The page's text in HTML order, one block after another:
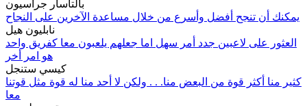
بالتاسار جراسيون
يمكنك أن تنجح أفضل وأسرع من خلال مساعدة الآخرين على النجاح
نابليون هيل
العثور على لاعبين جدد أمر سهل اما جعلهم يلعبون معا كفريق واحد
هو امر أخر
كيسي ستنجل
كثير منا أكثر قوة من البعض منا. . . ولكن لا أحد منا له قوة مثل قوتنا
معا